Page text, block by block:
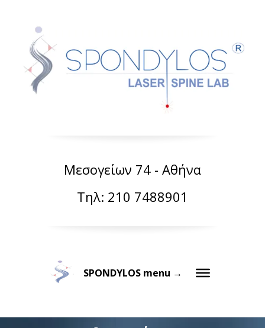
Μεσογείων 74 - Αθήνα
Τηλ: 210 7488901
SPONDYLOS menu →